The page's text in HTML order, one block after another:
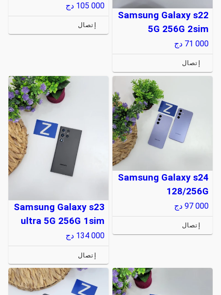
Samsung Galaxy s22
5G 256G 2sim
71 000 دج
إتصال
105 000 دج
إتصال
Samsung Galaxy s24
128/256G
97 000 دج
إتصال
Samsung Galaxy s23
ultra 5G 256G 1sim
134 000 دج
إتصال